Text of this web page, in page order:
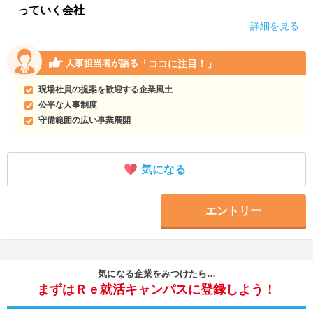
っていく会社
詳細を見る
人事担当者が語る 「ココに注目！」
現場社員の提案を歓迎する企業風土
公平な人事制度
守備範囲の広い事業展開
気になる
エントリー
気になる企業をみつけたら…
まずはＲｅ就活キャンパスに登録しよう！